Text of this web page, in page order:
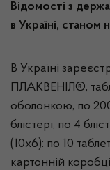
Відомості з
в Україні, станом
В Україні
ПЛАКВЕНІЛ®,
оболонкою, по
блістері; по 4
(10х6): по 10
картонній